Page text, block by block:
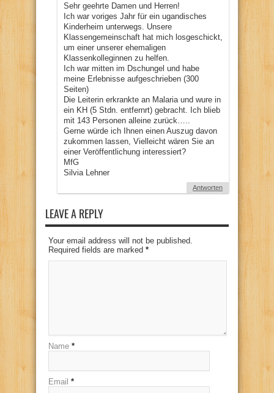
Sehr geehrte Damen und Herren!
Ich war voriges Jahr für ein ugandisches
Kinderheim unterwegs. Unsere
Klassengemeinschaft hat mich losgeschickt,
um einer unserer ehemaligen
Klassenkolleginnen zu helfen.
Ich war mitten im Dschungel und habe
meine Erlebnisse aufgeschrieben (300
Seiten)
Die Leiterin erkrankte an Malaria und wure in
ein KH (5 Stdn. entfernrt) gebracht. Ich blieb
mit 143 Personen alleine zurück…..
Gerne würde ich Ihnen einen Auszug davon
zukommen lassen, Vielleicht wären Sie an
einer Veröffentlichung interessiert?
MfG
Silvia Lehner
Antworten
LEAVE A REPLY
Your email address will not be published.
Required fields are marked *
Name *
Email *